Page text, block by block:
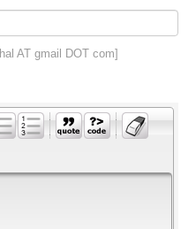
AT gmail DOT com]
-
-
-
-
-
-